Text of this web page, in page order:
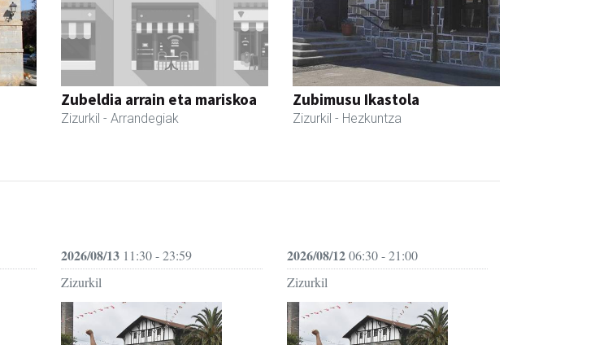
Zubeldia arrain eta mariskoa
Zizurkil - Arrandegiak
Zubimusu Ikastola
Zizurkil - Hezkuntza
2026/08/13 11:30 - 23:59
Zizurkil
2026/08/1206:30 - 21:00
Zizurkil